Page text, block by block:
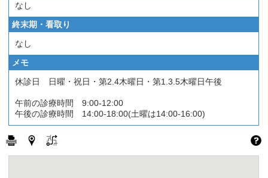
なし
終末期・看取り
なし
メモ
休診日 日曜・祝日・第2.4木曜日・第1.3.5木曜日午後
午前の診療時間 9:00-12:00
午後の診療時間 14:00-18:00(土曜は14:00-16:00)